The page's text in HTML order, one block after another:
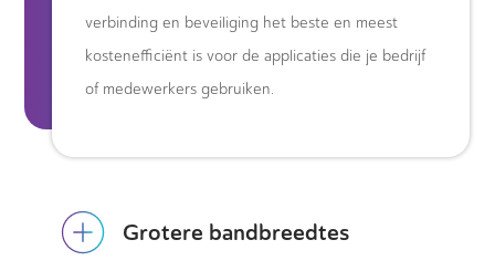
verbinding en beveiliging het beste en meest
kostenefficiënt is voor de applicaties die je bedrijf
of medewerkers gebruiken.
Grotere bandbreedtes